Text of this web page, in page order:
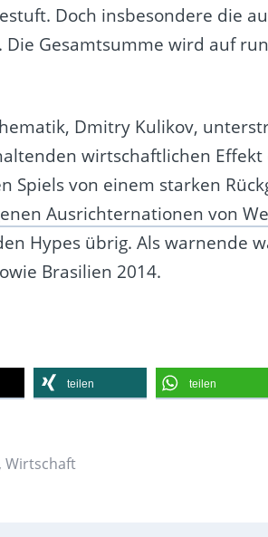
Doch insbesondere die
Gesamtsumme wird auf
Dmitry Kulikov,
wirtschaftlichen Effekt
Spiels von einem starken
Ausrichternationen von
Hypes übrig. Als warnende
Brasilien 2014.
teilen teilen
,Wirtschaft